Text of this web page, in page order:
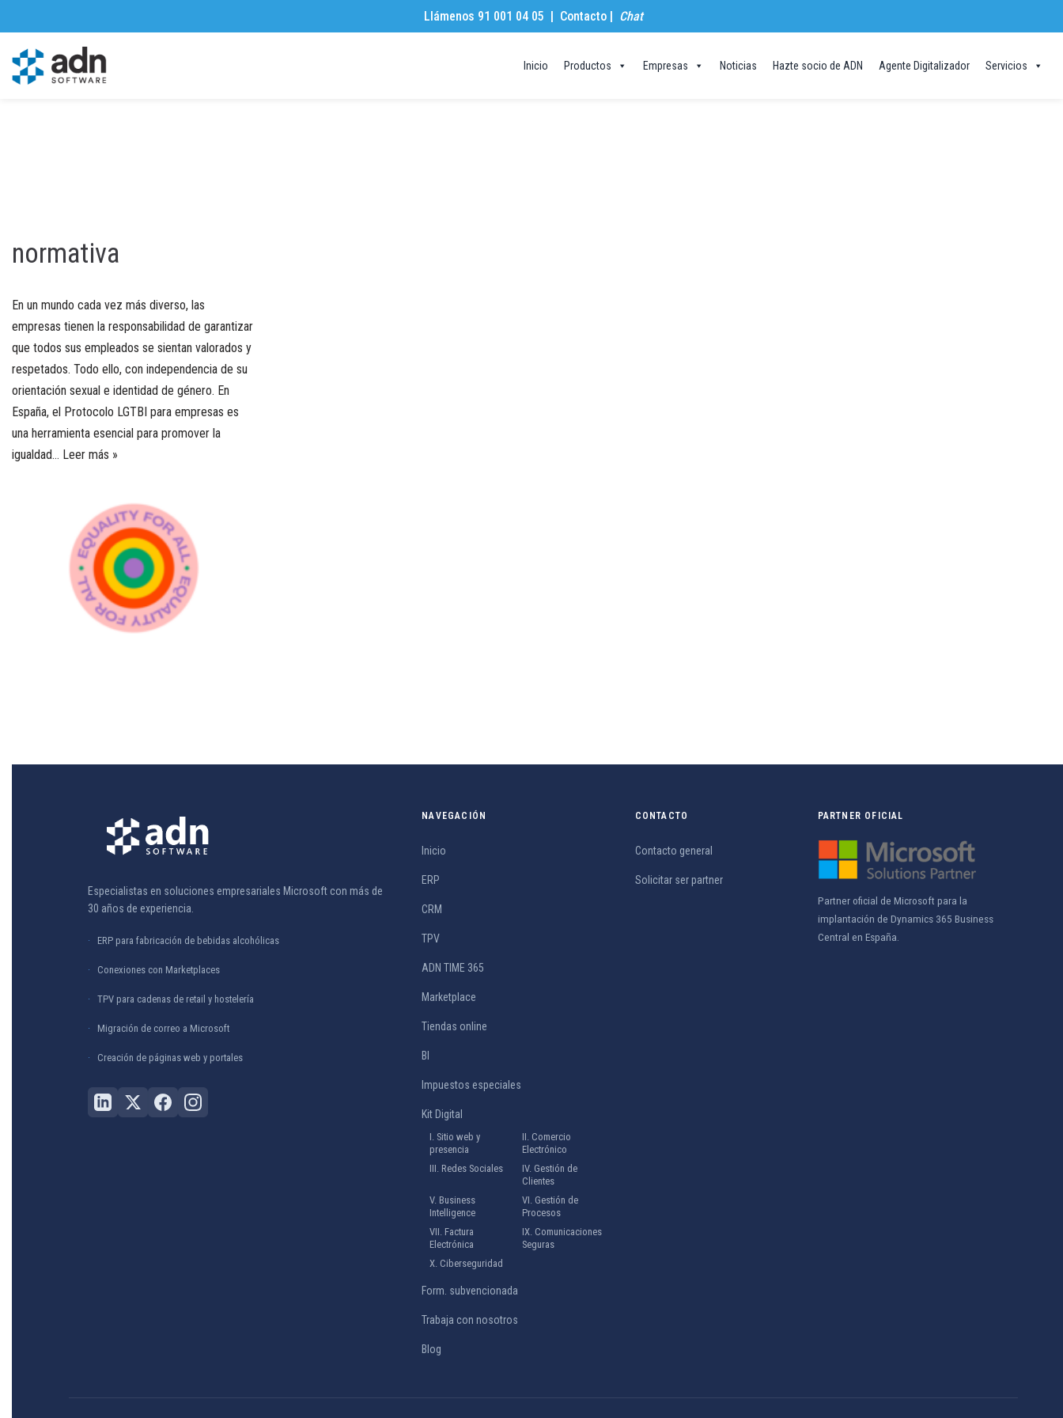
al
contenido
Llámenos 91 001 04 05 | Contacto| Chat
Inicio Productos Empresas Noticias Hazte socio de ADN Agente Digitalizador Servicios
normativa
En un mundo cada vez más diverso, las
empresas tienen la responsabilidad de garantizar
que todos sus empleados se sientan valorados y
respetados. Todo ello, con independencia de su
orientación sexual e identidad de género. En
España, el Protocolo LGTBI para empresas es
una herramienta esencial para promover la
igualdad… Leer más »
Especialistas en soluciones empresariales Microsoft con más de
30 años de experiencia.
ERP para fabricación de bebidas alcohólicas
Conexiones con Marketplaces
TPV para cadenas de retail y hostelería
Migración de correo a Microsoft
Creación de páginas web y portales
NAVEGACIÓN
Inicio
ERP
CRM
TPV
ADN TIME 365
Marketplace
Tiendas online
BI
Impuestos especiales
Kit Digital
I. Sitio web y
presencia
II. Comercio
Electrónico
III. Redes Sociales
IV. Gestión de
Clientes
V. Business
Intelligence
VI. Gestión de
Procesos
VII. Factura
Electrónica
IX. Comunicaciones
Seguras
X. Ciberseguridad
Form. subvencionada
Trabaja con nosotros
Blog
CONTACTO
Contacto general
Solicitar ser partner
PARTNER OFICIAL
Partner oficial de Microsoft para la
implantación de Dynamics 365 Business
Central en España.